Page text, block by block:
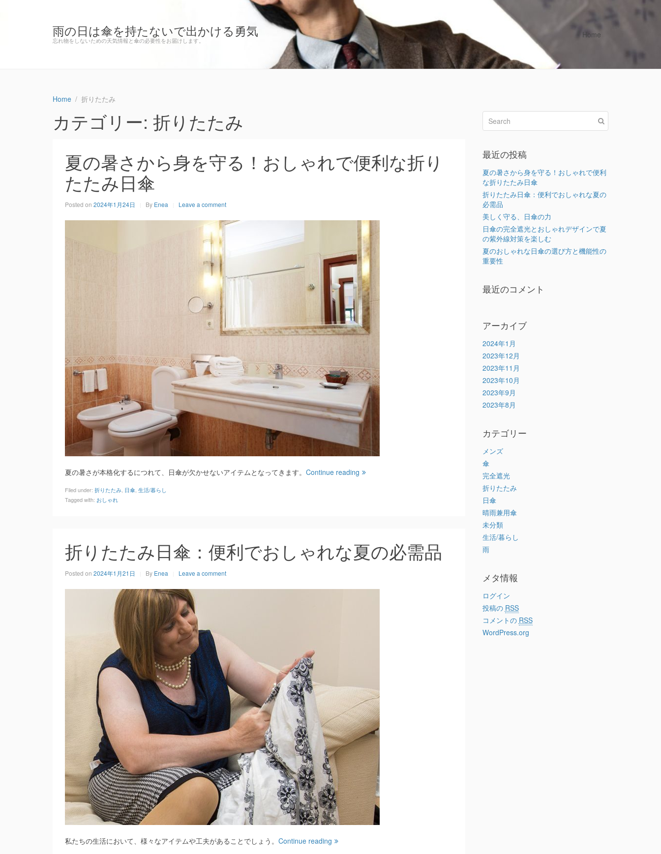
雨の日は傘を持たないで出かける勇気
忘れ物をしないための天気情報と傘の必要性をお届けします。
Home
Home 折りたたみ
カテゴリー: 折りたたみ
夏の暑さから身を守る！おしゃれで便利な折り
たたみ日傘
Posted on 2024年1月24日 By Enea Leave a comment
夏の暑さが本格化するにつれて、日傘が欠かせないアイテムとなってきます。 Continue reading
Filed under: 折りたたみ 日傘 生活/暮らし
Tagged with: おしゃれ
折りたたみ日傘：便利でおしゃれな夏の必需品
Posted on 2024年1月21日 By Enea Leave a comment
私たちの生活において、様々なアイテムや工夫があることでしょう。 Continue reading
最近の投稿
夏の暑さから身を守る！おしゃれで便利
な折りたたみ日傘
折りたたみ日傘：便利でおしゃれな夏の
必需品
美しく守る、日傘の力
日傘の完全遮光とおしゃれデザインで夏
の紫外線対策を楽しむ
夏のおしゃれな日傘の選び方と機能性の
重要性
最近のコメント
アーカイブ
2024年1月
2023年12月
2023年11月
2023年10月
2023年9月
2023年8月
カテゴリー
メンズ
傘
完全遮光
折りたたみ
日傘
晴雨兼用傘
未分類
生活/暮らし
雨
メタ情報
ログイン
投稿の RSS
コメントの RSS
WordPress.org